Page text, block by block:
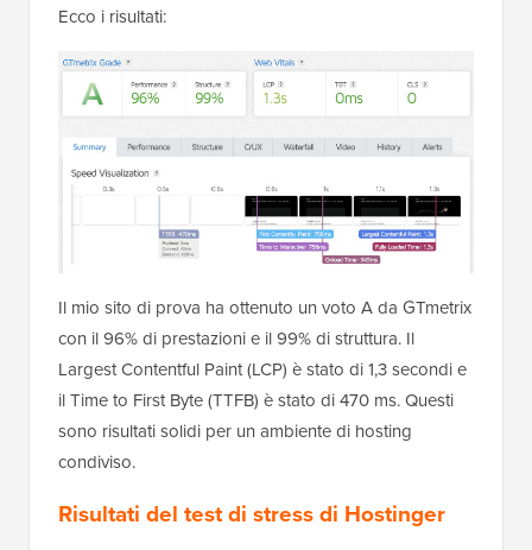
Ecco i risultati:
Il mio sito di prova ha ottenuto un voto A da GTmetrix
con il 96% di prestazioni e il 99% di struttura. Il
Largest Contentful Paint (LCP) è stato di 1,3 secondi e
il Time to First Byte (TTFB) è stato di 470 ms. Questi
sono risultati solidi per un ambiente di hosting
condiviso.
Risultati del test di stress di Hostinger